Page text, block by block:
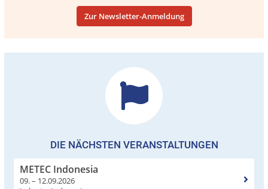
Zur Newsletter-Anmeldung
DIE NÄCHSTEN VERANSTALTUNGEN
METEC Indonesia
09. – 12.09.2026